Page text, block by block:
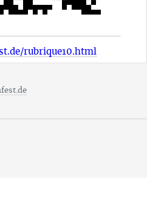
rubrique10.html